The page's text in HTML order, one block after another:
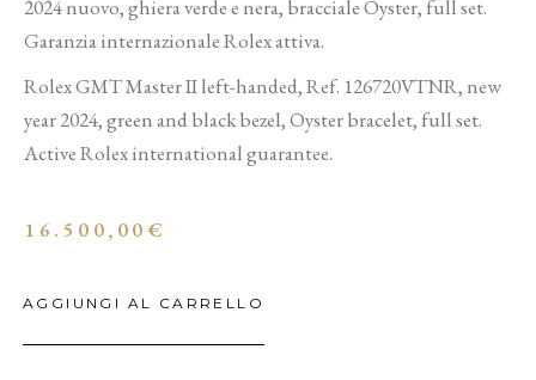
2024 nuovo, ghiera verde e nera, bracciale Oyster, full set.
Garanzia internazionale Rolex attiva.
Rolex GMT Master II left-handed, Ref. 126720VTNR, new
year 2024, green and black bezel, Oyster bracelet, full set.
Active Rolex international guarantee.
16.500,00€
AGGIUNGI AL CARRELLO